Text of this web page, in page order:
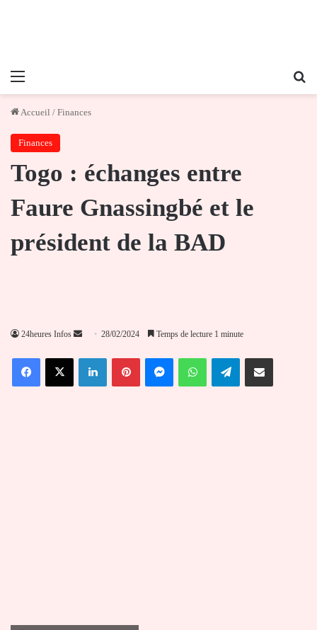
Menu
Accueil / Finances
Finances
Togo : échanges entre
Faure Gnassingbé et le
président de la BAD
24heures Infos
Envoyer
courriel
28/02/2024 Temps de lecture 1 minute
FacebookX LinkedinPinterestMessengerWhatsAppTelegramPartager par email